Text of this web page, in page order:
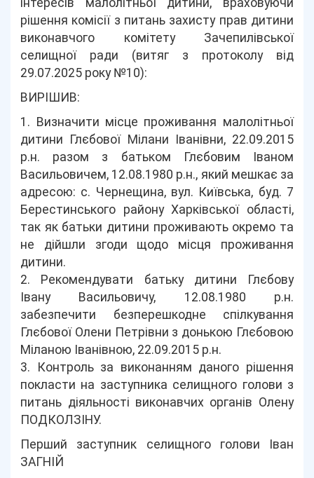
інтересів малолітньої дитини, враховуючи
рішення комісії з питань захисту прав дитини
виконавчого комітету Зачепилівської
селищної ради (витяг з протоколу від
29.07.2025 року №10):
ВИРІШИВ:
1. Визначити місце проживання малолітньої
дитини Глєбової Мілани Іванівни, 22.09.2015
р.н. разом з батьком Глєбовим Іваном
Васильовичем, 12.08.1980 р.н., який мешкає за
адресою: с. Чернещина, вул. Київська, буд. 7
Берестинського району Харківської області,
так як батьки дитини проживають окремо та
не дійшли згоди щодо місця проживання
дитини.
2. Рекомендувати батьку дитини Глєбову
Івану Васильовичу, 12.08.1980 р.н.
забезпечити безперешкодне спілкування
Глєбової Олени Петрівни з донькою Глєбовою
Міланою Іванівною, 22.09.2015 р.н.
3. Контроль за виконанням даного рішення
покласти на заступника селищного голови з
питань діяльності виконавчих органів Олену
ПОДКОЛЗІНУ.
Перший заступник селищного голови Іван
ЗАГНІЙ